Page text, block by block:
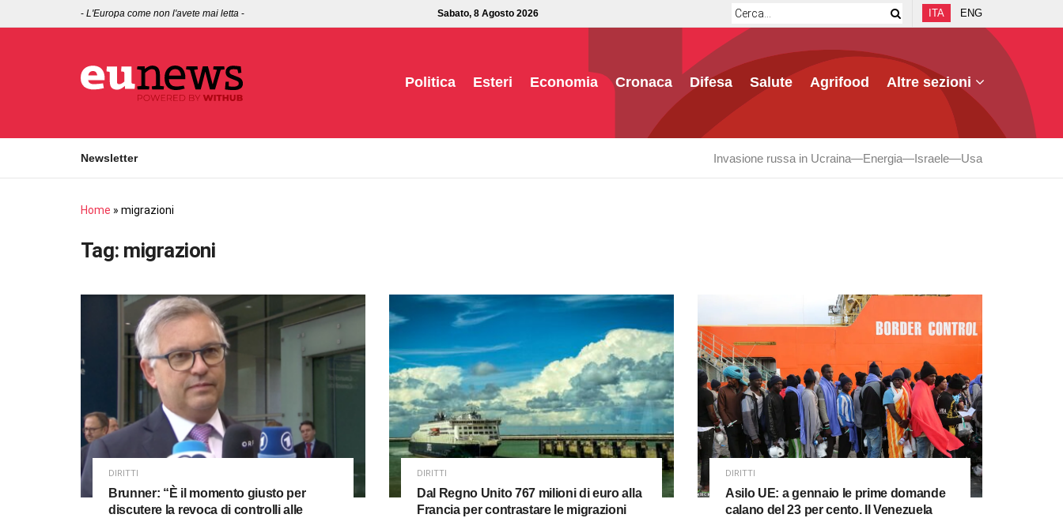
- L'Europa come non l'avete mai letta - Sabato, 8 Agosto 2026 ITA ENG
Politica Esteri Economia Cronaca Difesa Salute Agrifood Altre sezioni
Newsletter Invasione russa in Ucraina Energia Israele Usa
Home » migrazioni
Tag: migrazioni
DIRITTI
Brunner: “È il momento giusto per
discutere la revoca di controlli alle
DIRITTI
Dal Regno Unito 767 milioni di euro alla
Francia per contrastare le migrazioni
DIRITTI
Asilo UE: a gennaio le prime domande
calano del 23 per cento. Il Venezuela